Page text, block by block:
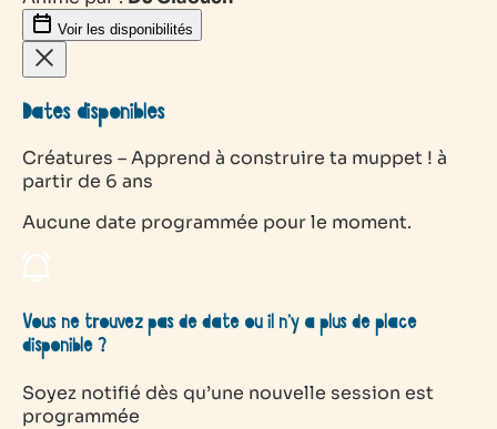
Voir les disponibilités
Dates disponibles
Créatures – Apprend à construire ta muppet ! à
partir de 6 ans
Aucune date programmée pour le moment.
Vous ne trouvez pas de date ou il n’y a plus de place
disponible ?
Soyez notifié dès qu’une nouvelle session est
programmée